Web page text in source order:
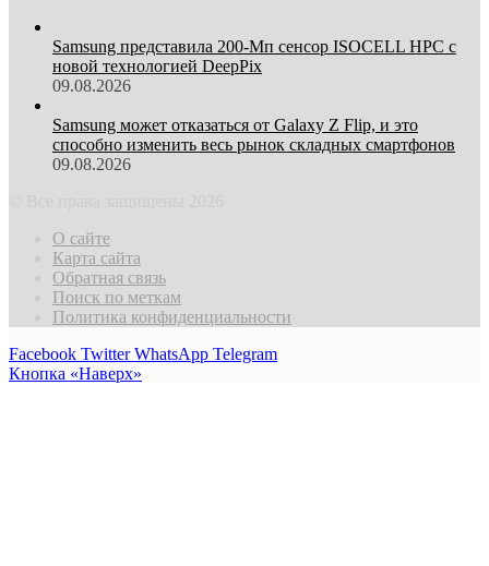
Samsung представила 200-Мп сенсор ISOCELL HPC с
новой технологией DeepPix
09.08.2026
Samsung может отказаться от Galaxy Z Flip, и это
способно изменить весь рынок складных смартфонов
09.08.2026
О сайте
Карта сайта
Обратная связь
Поиск по меткам
Политика конфиденциальности
Facebook Twitter WhatsApp Telegram
Кнопка «Наверх»